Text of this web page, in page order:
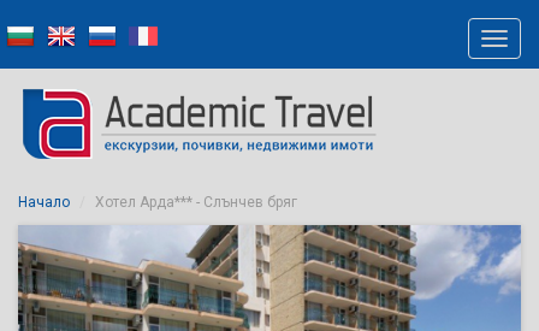
Начало Хотел Арда*** - Слънчев бряг